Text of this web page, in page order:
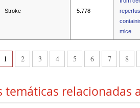
Stroke 5.778
mice
1 2 3 4 5 6 7 8
temáticas relacionadas